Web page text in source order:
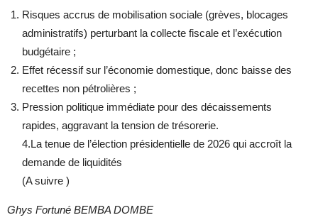
Risques accrus de mobilisation sociale (grèves, blocages
administratifs) perturbant la collecte fiscale et l’exécution
budgétaire ;
Effet récessif sur l’économie domestique, donc baisse des
recettes non pétrolières ;
Pression politique immédiate pour des décaissements
rapides, aggravant la tension de trésorerie.
4.La tenue de l’élection présidentielle de 2026 qui accroît la
demande de liquidités
(A suivre )
Ghys Fortuné BEMBA DOMBE